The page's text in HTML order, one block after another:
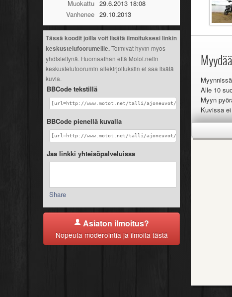
Muokattu 29.6.2013 18:08
Vanhenee 29.10.2013
Tässä koodit joilla voit lisätä ilmoituksesi linkin
keskustelufoorumeille.Toimivat hyvin myös
yhdistettynä. Huomaathan että Motot.netin
keskustelufoorumin allekirjoituksiin ei saa lisätä
kuvia.
BBCode tekstillä
[url=http://www.motot.net/talli/ajoneuvot/yamaha/yz_125/
BBCode pienellä kuvalla
[url=http://www.motot.net/talli/ajoneuvot/yamaha/yz_125/
Jaa linkki yhteisöpalveluissa
Share
Asiaton ilmoitus?
Nopeuta moderointia ja ilmoita tästä
Alle 10
Myyn
Kuvissa